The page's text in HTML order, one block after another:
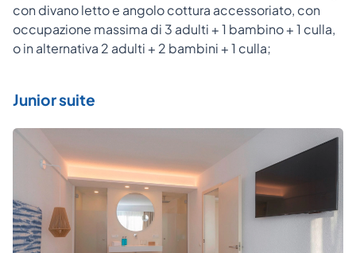
con divano letto e angolo cottura accessoriato, con
occupazione massima di 3 adulti + 1 bambino + 1 culla,
o in alternativa 2 adulti + 2 bambini + 1 culla;
Junior suite